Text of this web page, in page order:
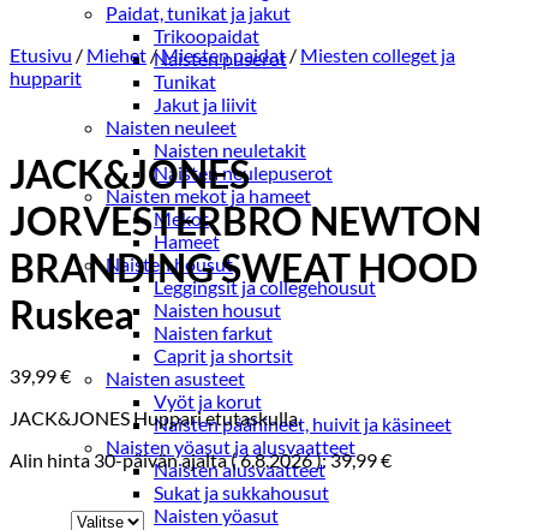
Paidat, tunikat ja jakut
Trikoopaidat
Naisten puserot
Tunikat
Jakut ja liivit
Naisten neuleet
Naisten neuletakit
Naisten neulepuserot
Naisten mekot ja hameet
Mekot
Hameet
Naisten housut
Leggingsit ja collegehousut
Naisten housut
Naisten farkut
Caprit ja shortsit
Naisten asusteet
Vyöt ja korut
Naisten päähineet, huivit ja käsineet
Naisten yöasut ja alusvaatteet
Naisten alusvaatteet
Sukat ja sukkahousut
Naisten yöasut
Etusivu / Miehet /Miesten paidat / Miesten colleget ja
hupparit
JACK&JONES
JORVESTERBRO NEWTON
BRANDING SWEAT HOOD
Ruskea
39,99€
JACK&JONES Huppari etutaskulla.
Alin hinta 30-päivän ajalta (6.8.2026):39,99€